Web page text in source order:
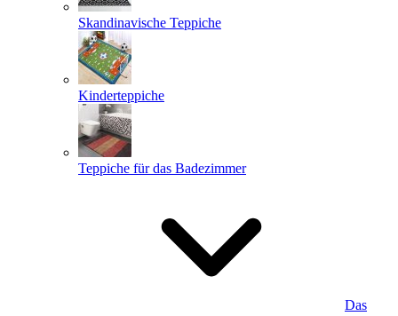
Skandinavische Teppiche
Kinderteppiche
Teppiche für das Badezimmer
Das